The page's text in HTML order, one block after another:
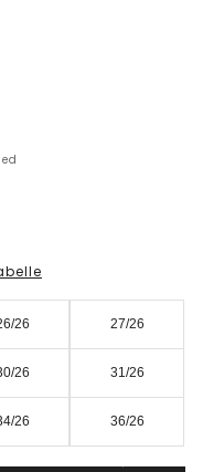
26 27/26
26 31/26
26 36/26